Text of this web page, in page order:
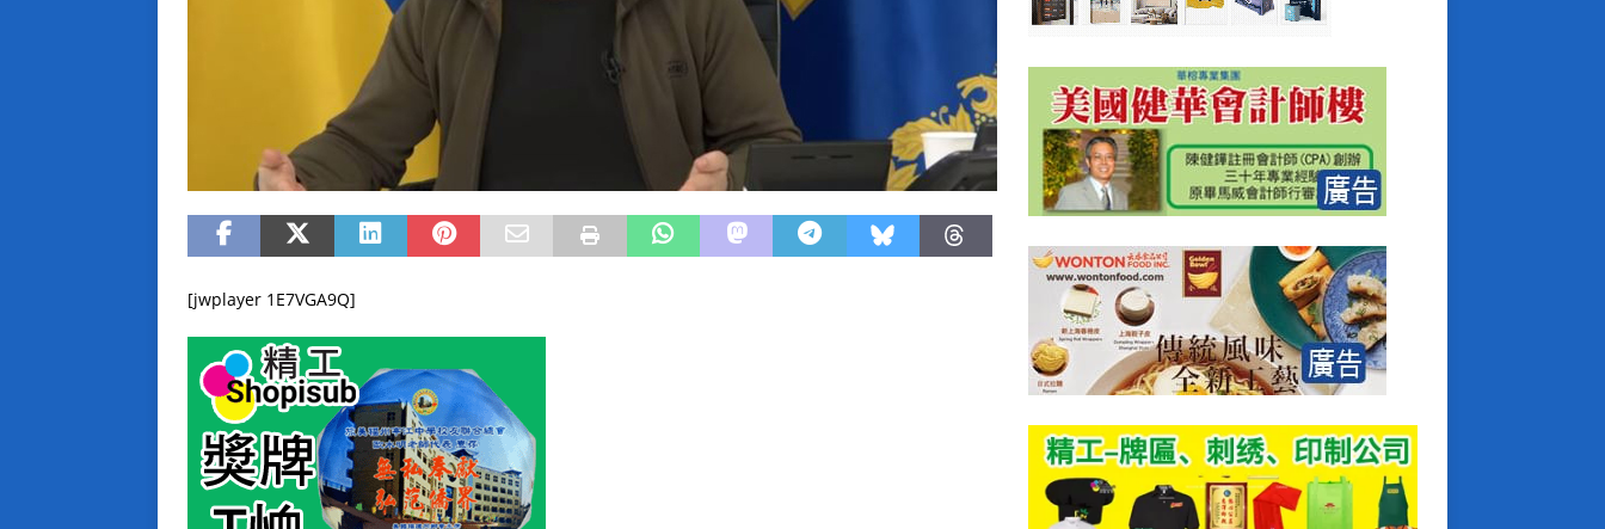
[jwplayer 1E7VGA9Q]